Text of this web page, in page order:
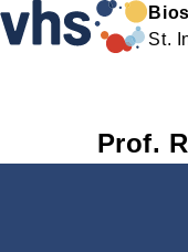
St.
Prof.